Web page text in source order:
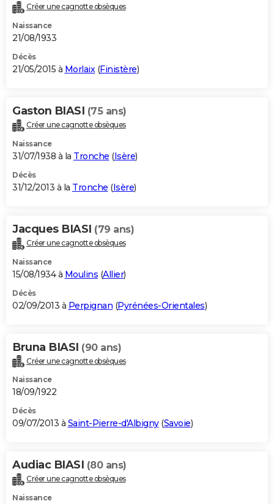
Créer une cagnotte obsèques
Naissance
21/08/1933
Décès
21/05/2015 à Morlaix(Finistère)
Gaston BIASI (75 ans)
Créer une cagnotte obsèques
Naissance
31/07/1938 à la Tronche (Isère)
Décès
31/12/2013 à la Tronche (Isère)
Jacques BIASI (79 ans)
Créer une cagnotte obsèques
Naissance
15/08/1934 à Moulins (Allier)
Décès
02/09/2013 à Perpignan (Pyrénées-Orientales)
Bruna BIASI (90 ans)
Créer une cagnotte obsèques
Naissance
18/09/1922
Décès
09/07/2013 à Saint-Pierre-d'Albigny(Savoie)
Audiac BIASI (80 ans)
Créer une cagnotte obsèques
Naissance